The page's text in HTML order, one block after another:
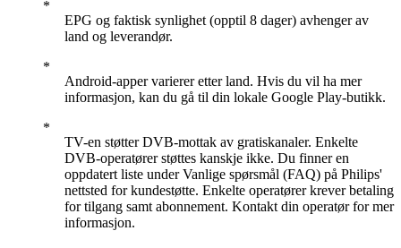
EPG og faktisk synlighet (opptil 8 dager) avhenger av
land og leverandør.
Android-apper varierer etter land. Hvis du vil ha mer
informasjon, kan du gå til din lokale Google Play-butikk.
TV-en støtter DVB-mottak av gratiskanaler. Enkelte
DVB-operatører støttes kanskje ikke. Du finner en
oppdatert liste under Vanlige spørsmål (FAQ) på Philips'
nettsted for kundestøtte. Enkelte operatører krever betaling
for tilgang samt abonnement. Kontakt din operatør for mer
informasjon.